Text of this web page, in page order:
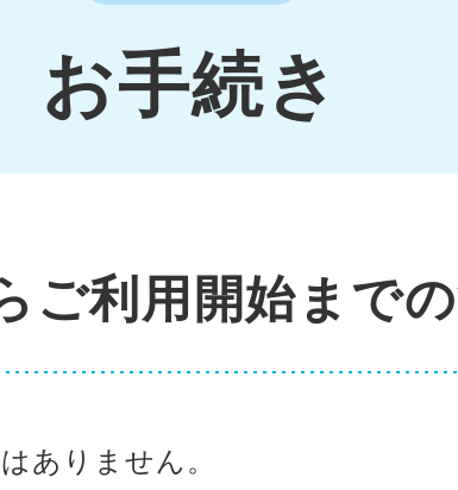
お手続き
ご利用開始まで
ありません。